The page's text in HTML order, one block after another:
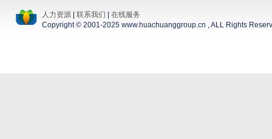
人力资源 联系我们
在线服务
Copyright © 2001-2025 www.huachuanggroup.cn , ALL Rights